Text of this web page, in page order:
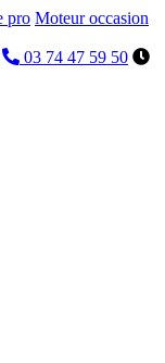
pro Moteur occasion
03 74 47 59 50